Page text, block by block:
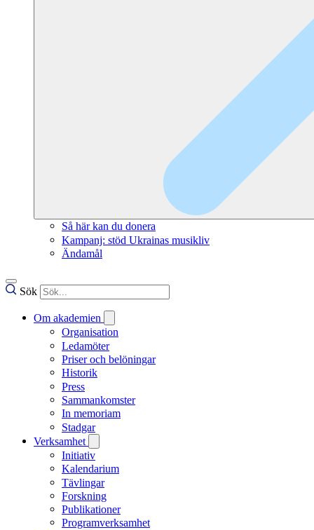
Så här kan du donera
Kampanj: stöd Ukrainas musikliv
Ändamål
Sök
Om akademien
Organisation
Ledamöter
Priser och belöningar
Historik
Press
Sammankomster
In memoriam
Stadgar
Verksamhet
Initiativ
Kalendarium
Tävlingar
Forskning
Publikationer
Programverksamhet